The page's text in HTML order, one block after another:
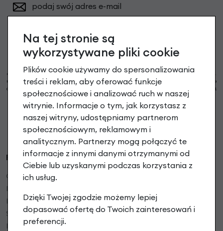
podaj swój adres e-mail
Zapisz się
Możesz zrezygnować w każdej chwili. W tym celu przeczytaj politykę prywatności
cookie. Administratorem Twoich danych osobowych są RoweryStylowe.pl (50-028 Wrocław,
ul. Świdnicka 49; e-mail: sklep@rowerystylowe.pl, telefon: 713 432 029. Podany przez Ciebie
adres e-mail może stanowić Twoje dane osobowe (np. jeżeli zawiera Twoje imię i nazwisko).
* Warunki świadczenia usługi NewsletterPokaż więcej
Strona jest chroniona przez reCAPTCHA i obowiązują ją Polityka prywatności Google
Warunki korzystania z usługi Google.
RoweryStylowe.pl
O firmie
Regulamin sklepu
Polityka prywatności
Serwis rowerowy
Mapa dojazdu
Na tej stronie są
wykorzystywane pliki cookie
Plików cookie używamy do spersonalizowania
treści i reklam, aby oferować funkcje
społecznościowe i analizować ruch w naszej
witrynie. Informacje o tym, jak korzystasz z
naszej witryny, udostępniamy partnerom
społecznościowym, reklamowym i
analitycznym. Partnerzy mogą połączyć te
informacje z innymi danymi otrzymanymi od
Ciebie lub uzyskanymi podczas korzystania z
ich usług.
Dzięki Twojej zgodzie możemy lepiej
dopasować ofertę do Twoich zainteresowań i
preferencji.